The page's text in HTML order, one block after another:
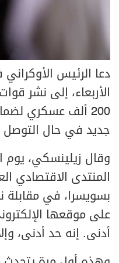
دعا الرئيس
الأربعاء، إلى نشر
200 ألف عسكري
جديد في حال التوصل
وقال زيلينسكي، يوم
المنتدى الاقتصادي
بسويسرا، في مقابلة
أدنى. إنه حد أدنى،